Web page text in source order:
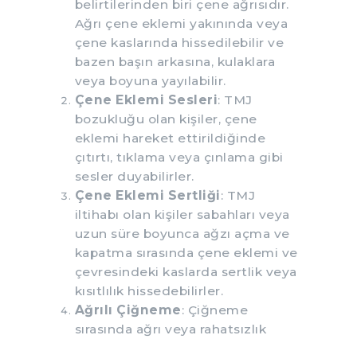
belirtilerinden biri çene ağrısıdır.
Ağrı çene eklemi yakınında veya
çene kaslarında hissedilebilir ve
bazen başın arkasına, kulaklara
veya boyuna yayılabilir.
Çene Eklemi Sesleri: TMJ
bozukluğu olan kişiler, çene
eklemi hareket ettirildiğinde
çıtırtı, tıklama veya çınlama gibi
sesler duyabilirler.
Çene Eklemi Sertliği: TMJ
iltihabı olan kişiler sabahları veya
uzun süre boyunca ağzı açma ve
kapatma sırasında çene eklemi ve
çevresindeki kaslarda sertlik veya
kısıtlılık hissedebilirler.
Ağrılı Çiğneme: Çiğneme
sırasında ağrı veya rahatsızlık